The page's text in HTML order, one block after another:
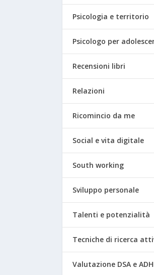
Psicologia e territorio
Psicologo per
Recensioni libri
Relazioni
Ricomincio da me
Social e vita digitale
South working
Sviluppo personale
Talenti e potenzialità
Tecniche di ricerca
Valutazione DSA e